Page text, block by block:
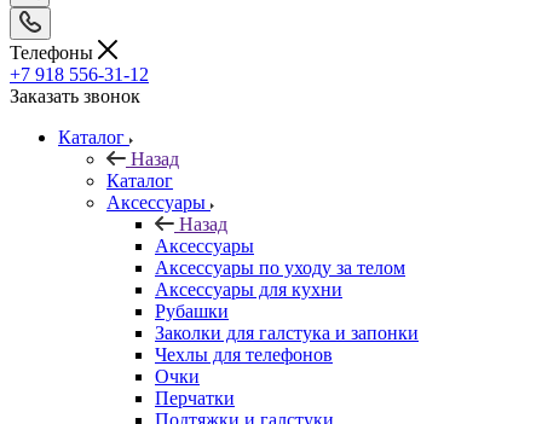
Телефоны
+7 918 556-31-12
Заказать звонок
Каталог
Назад
Каталог
Аксессуары
Назад
Аксессуары
Аксессуары по уходу за телом
Аксессуары для кухни
Рубашки
Заколки для галстука и запонки
Чехлы для телефонов
Очки
Перчатки
Подтяжки и галстуки